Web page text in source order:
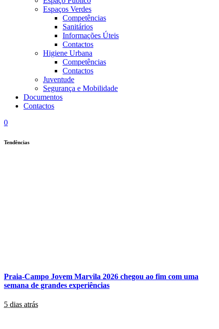
Espaços Verdes
Competências
Sanitários
Informações Úteis
Contactos
Higiene Urbana
Competências
Contactos
Juventude
Segurança e Mobilidade
Documentos
Contactos
0
Tendências
Praia-Campo Jovem Marvila 2026 chegou ao fim com uma
semana de grandes experiências
5 dias atrás